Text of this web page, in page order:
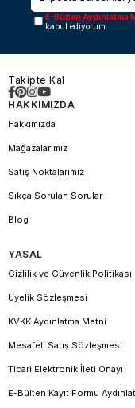
E-Bülten Aydınlatma
kabul ediyorum.
Takipte Kal
HAKKIMIZDA
Hakkımızda
Mağazalarımız
Satış Noktalarımız
Sıkça Sorulan Sorular
Blog
YASAL
Gizlilik ve Güvenlik Politikası
Üyelik Sözleşmesi
KVKK Aydınlatma Metni
Mesafeli Satış Sözleşmesi
Ticari Elektronik İleti Onayı
E-Bülten Kayıt Formu